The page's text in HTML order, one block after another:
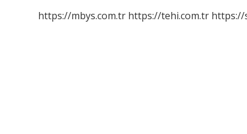
https://mbys.com.tr https://tehi.com.tr https://